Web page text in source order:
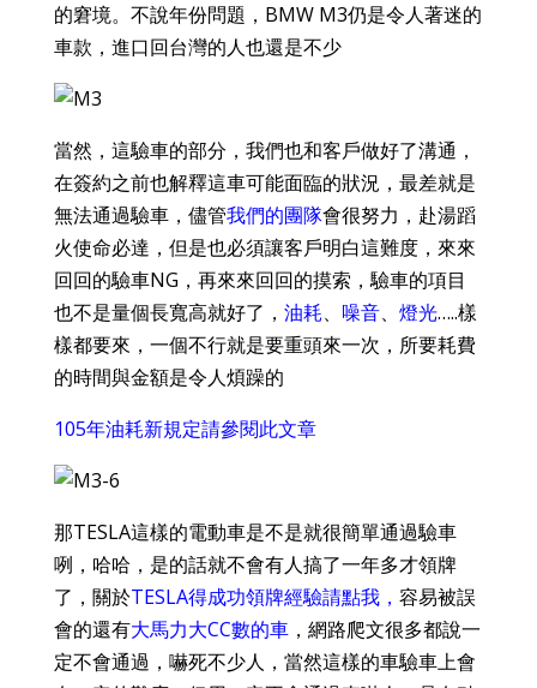
的窘境。不說年份問題，BMW M3仍是令人著迷的
車款，進口回台灣的人也還是不少
當然，這驗車的部分，我們也和客戶做好了溝通，
在簽約之前也解釋這車可能面臨的狀況，最差就是
無法通過驗車，儘管我們的團隊會很努力，赴湯蹈
火使命必達，但是也必須讓客戶明白這難度，來來
回回的驗車NG，再來來回回的摸索，驗車的項目
也不是量個長寬高就好了， 油耗、 噪音、 燈光…..樣
樣都要來，一個不行就是要重頭來一次，所要耗費
的時間與金額是令人煩躁的
105年油耗新規定請參閱此文章
那TESLA這樣的電動車是不是就很簡單通過驗車
咧，哈哈，是的話就不會有人搞了一年多才領牌
了，關於TESLA得成功領牌經驗請點我， 容易被誤
會的還有大馬力大CC數的車，網路爬文很多都說一
定不會通過，嚇死不少人，當然這樣的車驗車上會